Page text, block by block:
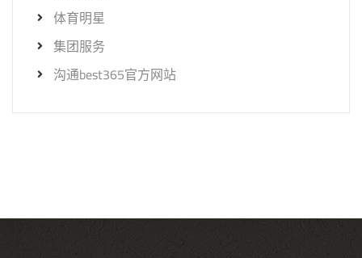
体育明星
集团服务
沟通best365官方网站